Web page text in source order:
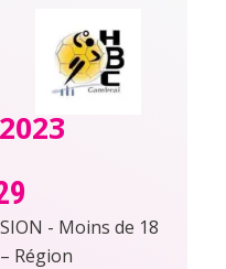
- Moins de 18
Région